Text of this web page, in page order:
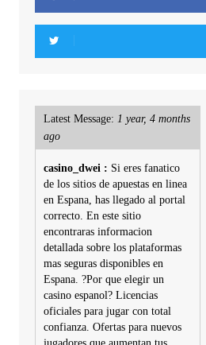
Latest Message: 1 year, 4 months
ago
casino_dwei : Si eres fanatico
de los sitios de apuestas en linea
en Espana, has llegado al portal
correcto. En este sitio
encontraras informacion
detallada sobre los plataformas
mas seguras disponibles en
Espana. ?Por que elegir un
casino espanol? Licencias
oficiales para jugar con total
confianza. Ofertas para nuevos